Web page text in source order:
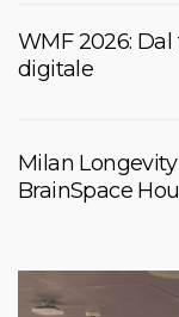
WMF 2026:
digitale
Milan
BrainSpace